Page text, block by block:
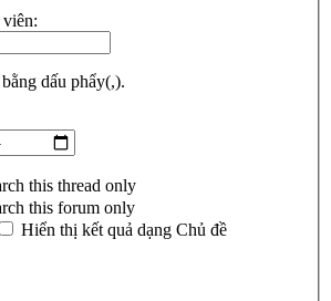
dấu phẩy(,).
this thread only
this forum only
Hiển thị kết quả dạng Chủ đề